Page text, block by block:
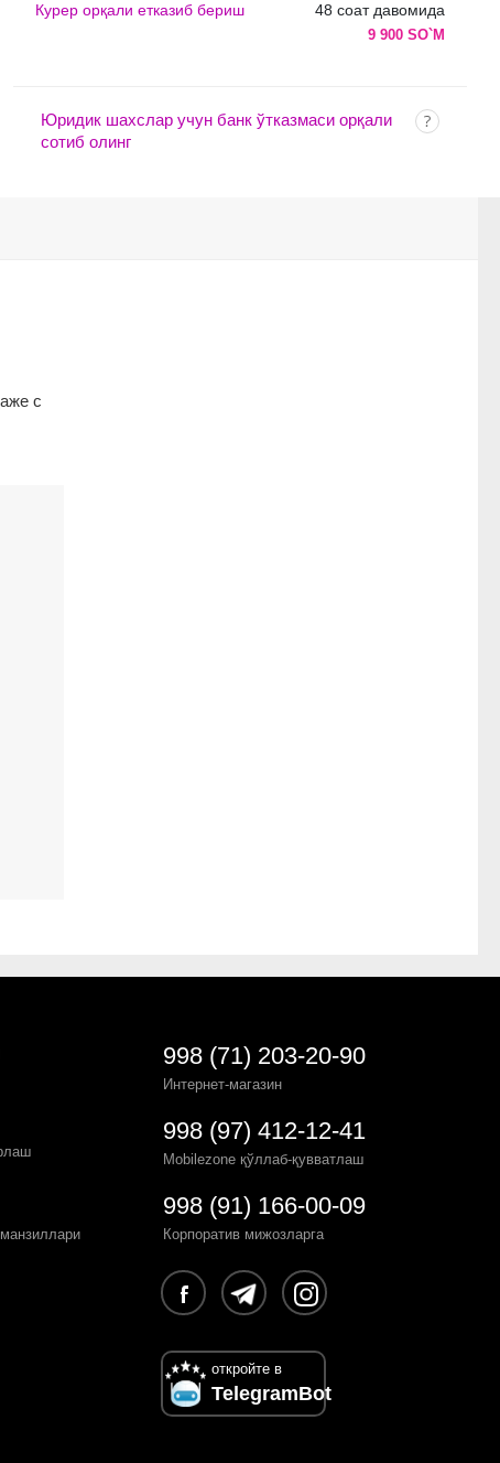
Курер орқали етказиб бериш 48 соат давомида
9 900 SO`M
Юридик шахслар учун банк ўтказмаси орқали
сотиб олинг
с
998 (71) 203-20-90
Интернет-магазин
998 (97) 412-12-41
Mobilezone қўллаб-қувватлаш
998 (91) 166-00-09
Корпоратив мижозларга
откройте в
TelegramBot